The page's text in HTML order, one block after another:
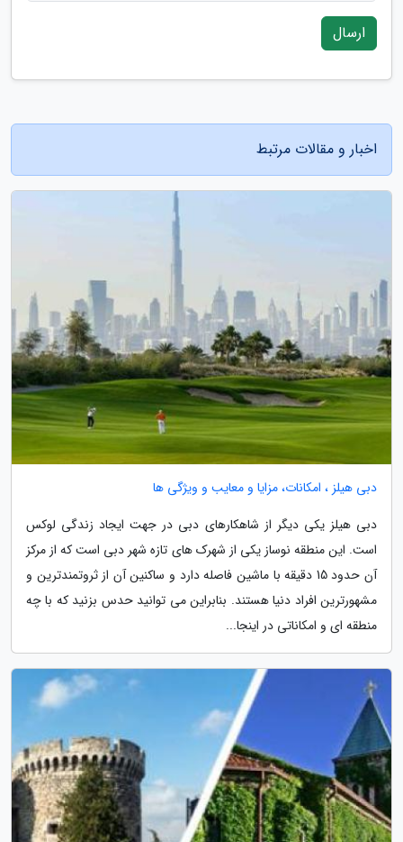
ارسال
اخبار و مقالات مرتبط
دبی هیلز ، امکانات، مزایا و معایب و ویژگی ها
دبی هیلز یکی دیگر از شاهکارهای دبی در جهت ایجاد زندگی لوکس
است. این منطقه نوساز یکی از شهرک های تازه شهر دبی است که از مرکز
آن حدود 15 دقیقه با ماشین فاصله دارد و ساکنین آن از ثروتمندترین و
مشهورترین افراد دنیا هستند. بنابراین می توانید حدس بزنید که با چه
منطقه ای و امکاناتی در اینجا...